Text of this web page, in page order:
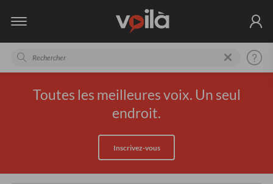
Toutes les meilleures voix. Un seul
endroit.
Inscrivez-vous